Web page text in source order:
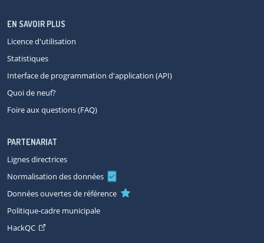
EN SAVOIR PLUS
Licence d'utilisation
Statistiques
Interface de programmation d'application (API)
Quoi de neuf?
Foire aux questions (FAQ)
PARTENARIAT
Lignes directrices
Normalisation des données
Données ouvertes de référence
Politique-cadre municipale
HackQC